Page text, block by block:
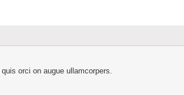
orci on augue ullamcorpers.